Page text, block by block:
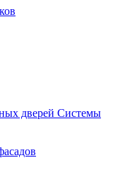
Системы